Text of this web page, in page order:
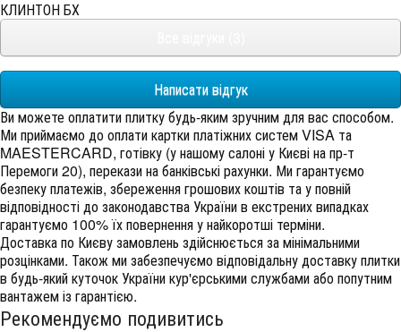
КЛИНТОН БХ
Написати відгук
Ви можете оплатити плитку будь-яким зручним для вас способом.
Ми приймаємо до оплати картки платіжних систем VISA та
MAESTERCARD, готівку (у нашому салоні у Києві на пр-т
Перемоги 20), перекази на банківські рахунки. Ми гарантуємо
безпеку платежів, збереження грошових коштів та у повній
відповідності до законодавства України в екстрених випадках
гарантуємо 100% їх повернення у найкоротші терміни.
Доставка по Києву замовлень здійснюється за мінімальними
розцінками. Також ми забезпечуємо відповідальну доставку плитки
в будь-який куточок України кур'єрськими службами або попутним
вантажем із гарантією.
Рекомендуємо подивитись